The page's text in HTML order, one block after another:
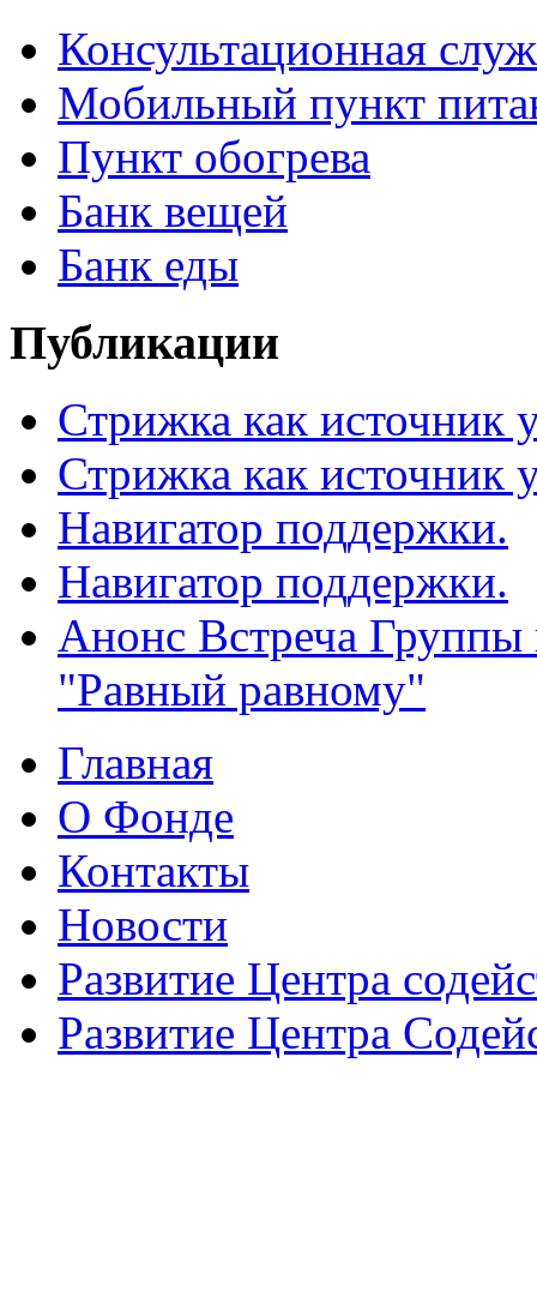
Консультационная
Мобильный пункт
Пункт обогрева
Банк вещей
Банк еды
Публикации
Стрижка как источник
Стрижка как источник
Навигатор поддержки.
Навигатор поддержки.
Анонс Встреча
"Равный равному"
Главная
О Фонде
Контакты
Новости
Развитие Центра
Развитие Центра